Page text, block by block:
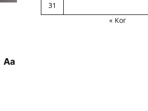
Aa
31
« Kor